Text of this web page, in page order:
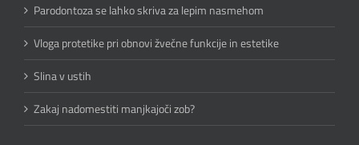
Parodontoza se lahko skriva za lepim nasmehom
Vloga protetike pri obnovi žvečne funkcije in estetike
Slina v ustih
Zakaj nadomestiti manjkajoči zob?